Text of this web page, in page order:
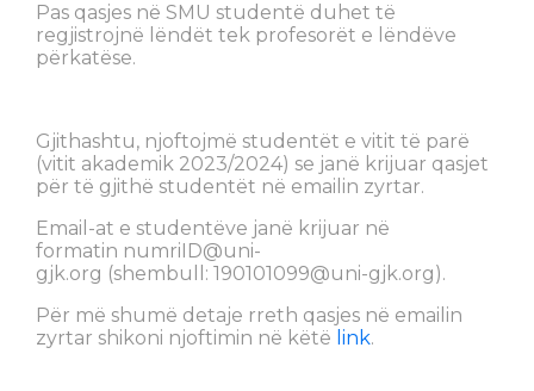
Pas qasjes në SMU studentë duhet të
regjistrojnë lëndët tek profesorët e lëndëve
përkatëse.
Gjithashtu, njoftojmë studentët e vitit të parë
(vitit akademik 2023/2024) se janë krijuar qasjet
për të gjithë studentët në emailin zyrtar.
Email-at e studentëve janë krijuar në
formatin numriID@uni-
gjk.org (shembull: 190101099@uni-gjk.org).
Për më shumë detaje rreth qasjes në emailin
zyrtar shikoni njoftimin në këtë link.